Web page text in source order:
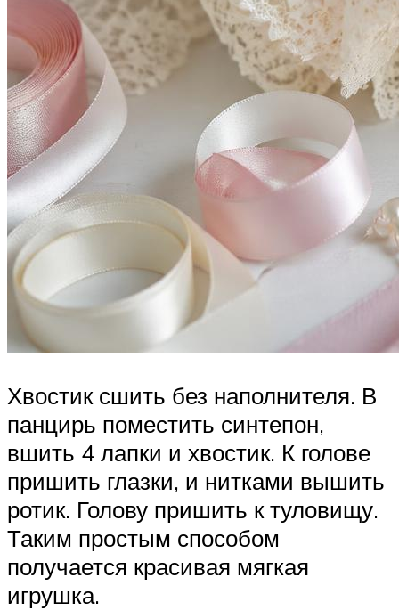
Хвостик сшить без наполнителя. В
панцирь поместить синтепон,
вшить 4 лапки и хвостик. К голове
пришить глазки, и нитками вышить
ротик. Голову пришить к туловищу.
Таким простым способом
получается красивая мягкая
игрушка.